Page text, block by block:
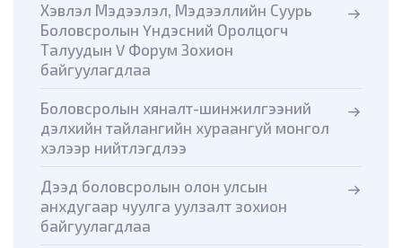
Хэвлэл Мэдээлэл, Мэдээллийн Суурь
Боловсролын Үндэсний Оролцогч
Талуудын V Форум Зохион
байгуулагдлаа
Боловсролын хяналт-шинжилгээний
дэлхийн тайлангийн хураангуй монгол
хэлээр нийтлэгдлээ
Дээд боловсролын олон улсын
анхдугаар чуулга уулзалт зохион
байгуулагдлаа